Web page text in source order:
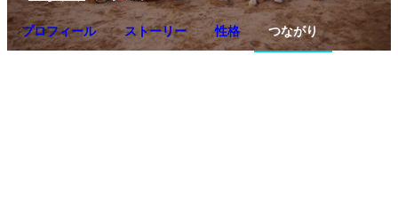
プロフィール ストーリー 性格 つながり